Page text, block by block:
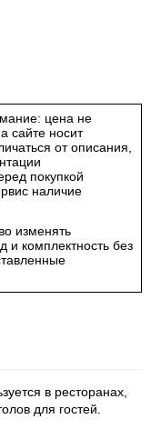
цена не
сайте носит
от описания,
покупкой
наличие
изменять
и комплектность без
в ресторанах,
для гостей.